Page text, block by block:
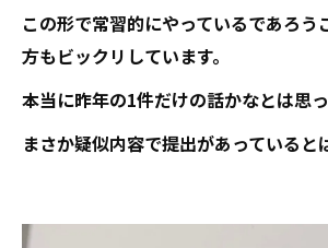
この形で常習的にやっているであろう
方もビックリしています。
本当に昨年の1件だけの話かなとは思
まさか疑似内容で提出があっていると